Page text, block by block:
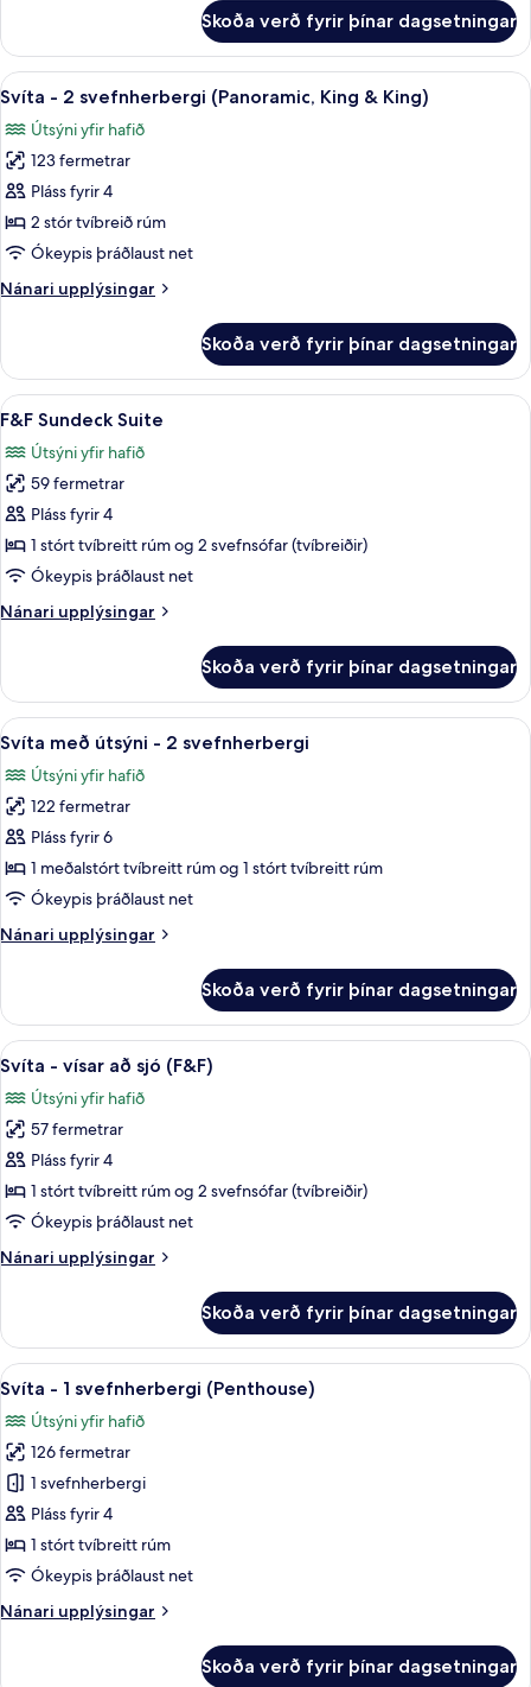
vísar
að
-
meðalstór
rúm
vísar
að
sjó
Skoða verð fyrir þínar dagsetningar
Skoða
allar
myndir
fyrir
Svíta
-
2
(Panoramic,
King)
Svíta - 2 svefnherbergi (Panoramic,
13
Svíta - 2 svefnherbergi (Panoramic, King & King)
Útsýni yfir hafið
123 fermetrar
Pláss fyrir 4
2 stór tvíbreið rúm
Ókeypis þráðlaust net
Nánari upplýsingar
Nánari
-
svefnherbergi
King
&
King)
Skoða verð fyrir þínar dagsetningar
Skoða
allar
myndir
fyrir
F&F
Sundeck
Suite
F&F Sundeck Suite | Ókeypis
15
F&F Sundeck Suite
Útsýni yfir hafið
59 fermetrar
Pláss fyrir 4
1 stórt tvíbreitt rúm og 2 svefnsófar (tvíbreiðir)
Ókeypis þráðlaust net
Nánari upplýsingar
Nánari
Sundeck
Suite
Skoða verð fyrir þínar dagsetningar
Skoða
allar
myndir
fyrir
Svíta
með
útsýni
2
16
Svíta með útsýni - 2 svefnherbergi
Útsýni yfir hafið
122 fermetrar
Pláss fyrir 6
1 meðalstórt tvíbreitt rúm og 1 stórt tvíbreitt rúm
Ókeypis þráðlaust net
Nánari upplýsingar
Nánari
með
útsýni
-
svefnherbergi
Skoða verð fyrir þínar dagsetningar
Skoða
allar
myndir
fyrir
Svíta
-
vísar
sjó
Svíta - vísar að sjó (F&F) | Útsýni úr
11
Svíta - vísar að sjó (F&F)
Útsýni yfir hafið
57 fermetrar
Pláss fyrir 4
1 stórt tvíbreitt rúm og 2 svefnsófar (tvíbreiðir)
Ókeypis þráðlaust net
Nánari upplýsingar
Nánari
-
vísar
að
(F&F)
Skoða verð fyrir þínar dagsetningar
Skoða
allar
myndir
fyrir
Svíta
-
1
svefnherbergi
(Penthouse)
Svíta - 1 svefnherbergi (Penthouse)
13
Svíta - 1 svefnherbergi (Penthouse)
Útsýni yfir hafið
126 fermetrar
1 svefnherbergi
Pláss fyrir 4
1 stórt tvíbreitt rúm
Ókeypis þráðlaust net
Nánari upplýsingar
Nánari
Skoða verð fyrir þínar dagsetningar